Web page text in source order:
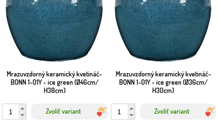
Mrazuvzdorný keramický kvetináč-
BONN 1-01Y - ice green (Ø46cm/
H38cm)
Zvoliť variant
Mrazuvzdorný keramický kvetináč-
BONN 1-01Y - ice green (Ø36cm/
H30cm)
Zvoliť variant